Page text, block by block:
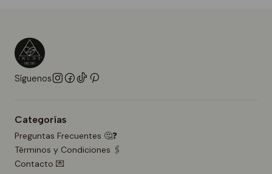
Síguenos
Categorías
Preguntas Frecuentes 🤔❓
Términos y Condiciones 🖇️
Contacto 💌